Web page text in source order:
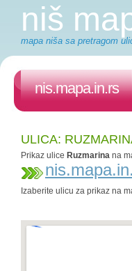
niš
mapa niša sa pretragom
nis.mapa.in.rs
ULICA:
Prikaz ulice Ruzmarina na
Izaberite ulicu za prikaz na